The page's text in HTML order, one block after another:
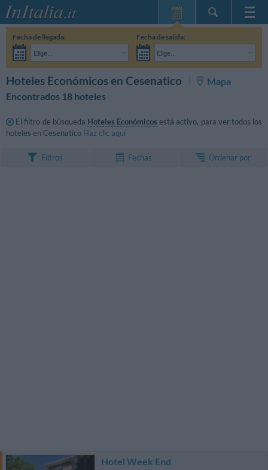
Inicio
InItalia Club
Fecha de llegada:
Elige...
Fecha de salida:
Elige...
BUSCAR
Hoteles Económicos en Cesenatico
Mapa
Encontrados 18 hoteles
El filtro de búsqueda Hoteles Económicos está activo, para ver todos los
hoteles en Cesenatico Haz clic aquí
Filtros Fechas Ordenar por
Hotel Week End